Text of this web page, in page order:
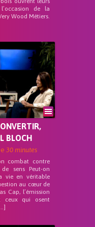
de la
Wood Métiers.
BLOCH
30 minutes
combat contre
sens Peut-on
vie en véritable
au cœur de
Cap, l’émission
ceux qui osent